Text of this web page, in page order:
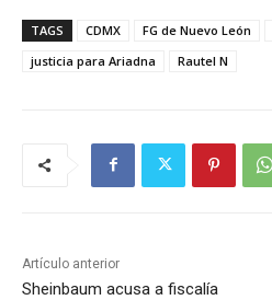
TAGS CDMX FG de Nuevo León
justicia para Ariadna
Rautel N
Artículo anterior
Sheinbaum acusa a fiscalía